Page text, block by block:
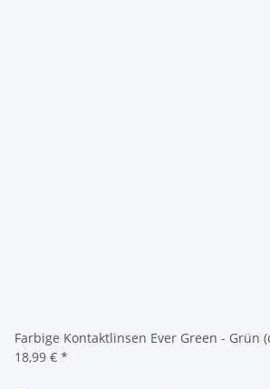
Farbige Kontaktlinsen Ever Green - Grün
18,99 € *